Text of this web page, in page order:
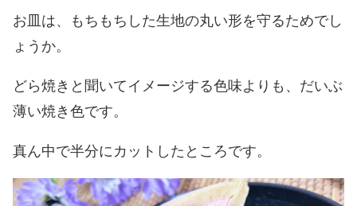
お皿は、もちもちした生地の丸い形を守るためでし
ょうか。
どら焼きと聞いてイメージする色味よりも、だいぶ
薄い焼き色です。
真ん中で半分にカットしたところです。